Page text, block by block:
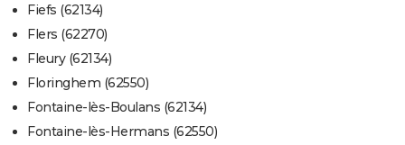
Fiefs (62134)
Flers (62270)
Fleury (62134)
Floringhem (62550)
Fontaine-lès-Boulans (62134)
Fontaine-lès-Hermans (62550)